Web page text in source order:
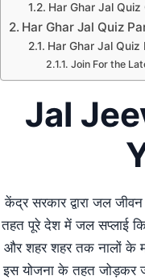
Har Ghar Jal
Har Ghar Jal Quiz
Har Ghar Jal Quiz
Join For the
Jal
केंद्र सरकार द्वारा जल
तहत पूरे देश में जल सप्लाई
और शहर शहर तक नालों के
इस योजना के तहत जोड़कर